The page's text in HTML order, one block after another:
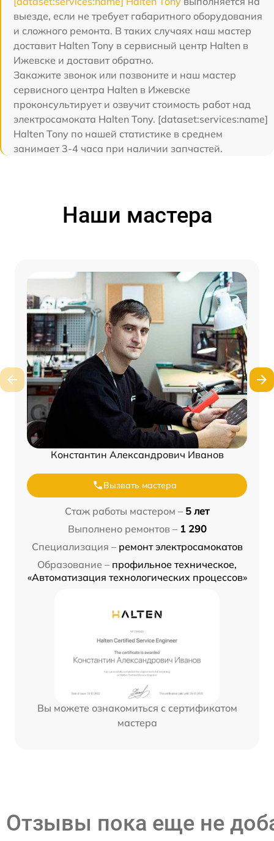
выезде, если не требует габаритного оборудования
и сложного ремонта. В таких случаях наш мастер
доставит Halten Tony в сервисный центр Halten в
Ижевске и доставит обратно.
Закажите звонок или позвоните и наш мастер
сервисного центра Halten в Ижевске
проконсультирует и озвучит стоимость работ над
электросамоката Halten Tony. [dataset:services:name]
Halten Tony по нашей статистике в среднем
занимает 3-4 часа при наличии запчастей.
Наши мастера
Константин Александрович Иванов
Вызвать мастера
Стаж работы мастером – 5 лет
Выполнено ремонтов – 1 290
Специализация – ремонт электросамокатов
Образование – профильное техническое,
«Автоматизация технологических процессов»
Вы можете ознакомиться с сертификатом
мастера
Отзывы пока еще не